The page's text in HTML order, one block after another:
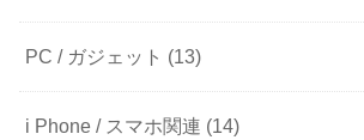
PC / ガジェット (13)
i Phone / スマホ関連 (14)